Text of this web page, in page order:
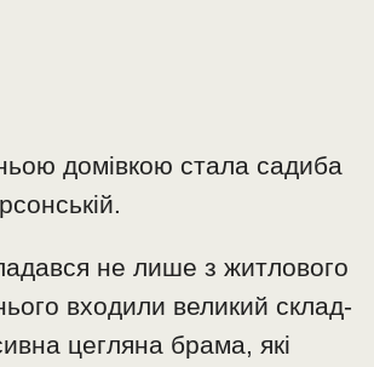
домівкою стала садиба
не лише з житлового
входили великий склад-
цегляна брама, які